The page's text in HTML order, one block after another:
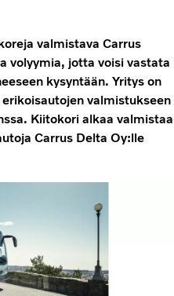
valmistava Carrus
volyymia, jotta voisi vastata
kysyntään. Yritys on
valmistukseen
Kiitokori alkaa valmistaa
Carrus Delta Oy:lle